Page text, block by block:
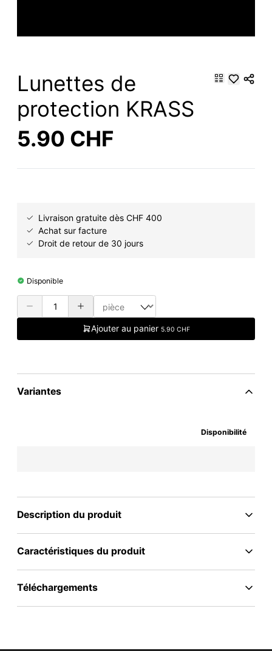
Lunettes de
protection KRASS
5.90 CHF
Livraison gratuite dès CHF 400
Achat sur facture
Droit de retour de 30 jours
Disponible
Ajouter au panier 5.90 CHF
Variantes
Disponibilité
Description du produit
Caractéristiques du produit
Téléchargements